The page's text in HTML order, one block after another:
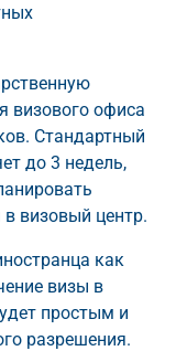
визового офиса
Стандартный
до 3 недель,
визовый центр.
как
визы в
простым и
разрешения.